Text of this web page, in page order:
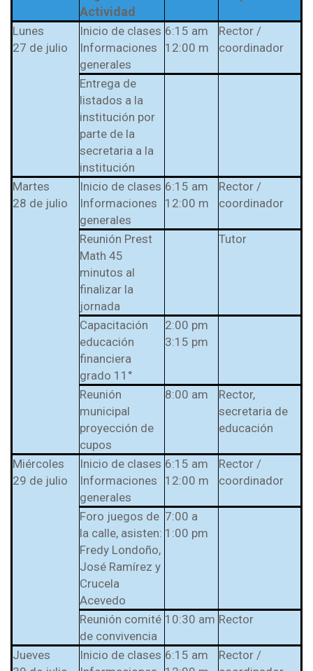
Actividad
Lunes
27 de julio
Inicio de clases
Informaciones
generales
6:15 am
12:00 m
Rector /
coordinador
Entrega de
listados a la
institución por
parte de la
secretaria a la
institución
Martes
28 de julio
Inicio de clases
Informaciones
generales
6:15 am
12:00 m
Rector /
coordinador
Reunión Prest
Math 45
minutos al
finalizar la
jornada
Tutor
Capacitación
educación
financiera
grado 11°
2:00 pm
3:15 pm
Reunión
municipal
proyección de
cupos
8:00 am
Rector,
secretaria de
educación
Miércoles
29 de julio
Inicio de clases
Informaciones
generales
6:15 am
12:00 m
Rector /
coordinador
Foro juegos de
la calle, asisten:
Fredy Londoño,
José Ramírez y
Crucela
Acevedo
7:00 a
1:00 pm
Reunión comité
de convivencia
10:30 am Rector
Jueves
Inicio de clases 6:15 am
Rector /